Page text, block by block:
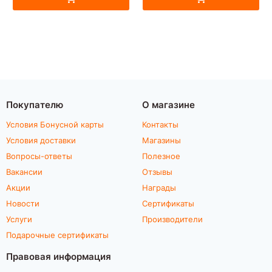
Покупателю
Условия Бонусной карты
Условия доставки
Вопросы-ответы
Вакансии
Акции
Новости
Услуги
Подарочные сертификаты
О магазине
Контакты
Магазины
Полезное
Отзывы
Награды
Сертификаты
Производители
Правовая информация